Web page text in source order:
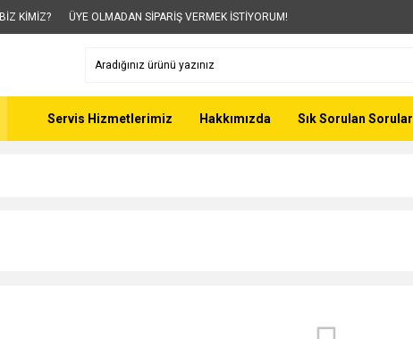
BİZ KİMİZ? ÜYE OLMADAN SİPARİŞ VERMEK İSTİYORUM!
Servis Hizmetlerimiz Hakkımızda Sık Sorulan Sorular